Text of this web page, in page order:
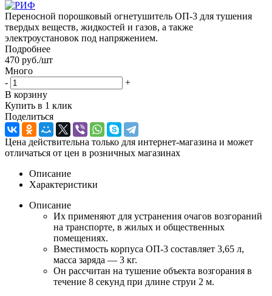
Переносной порошковый огнетушитель ОП-3 для тушения
твердых веществ, жидкостей и газов, а также
электроустановок под напряжением.
Подробнее
470 руб./шт
Много
-
+
В корзину
Купить в 1 клик
Поделиться
Цена действительна только для интернет-магазина и может
отличаться от цен в розничных магазинах
Описание
Характеристики
Описание
Их применяют для устранения очагов возгораний
на транспорте, в жилых и общественных
помещениях.
Вместимость корпуса ОП-3 составляет 3,65 л,
масса заряда — 3 кг.
Он рассчитан на тушение объекта возгорания в
течение 8 секунд при длине струи 2 м.